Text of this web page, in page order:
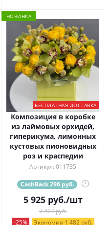
НОВИНКА
БЕСПЛАТНАЯ ДОСТАВКА
Композиция в коробке
из лаймовых орхидей,
гиперикума, лимонных
кустовых пионовидных
роз и краспедии
Артикул: 011735
CashBack 296 руб. ?
5 925руб./шт
7 407 руб.
-25%
Экономия 1 482 руб.